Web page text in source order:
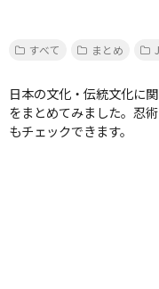
すべて
まとめ
日本の文化・伝統文化に
をまとめてみました。忍
もチェックできます。